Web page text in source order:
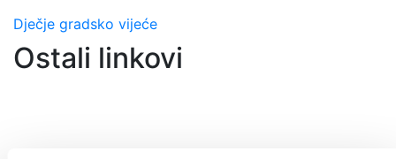
Dječje gradsko vijeće
Ostali linkovi